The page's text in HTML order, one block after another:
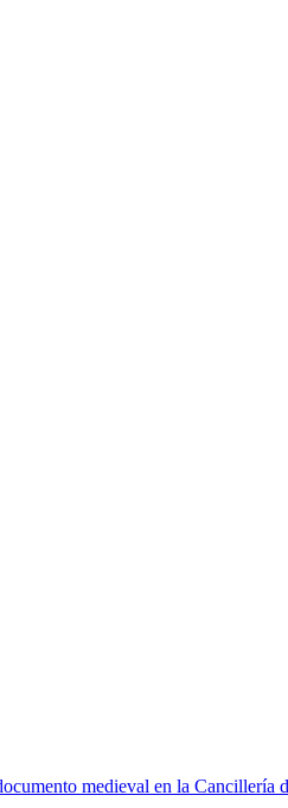
medieval en la Cancillería